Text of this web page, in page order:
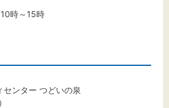
時～15時
ンター つどいの泉